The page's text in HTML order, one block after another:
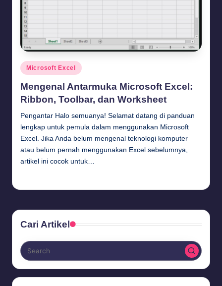
Posted
in
Microsoft Excel
Mengenal Antarmuka Microsoft Excel:
Ribbon, Toolbar, dan Worksheet
Pengantar Halo semuanya! Selamat datang di panduan
lengkap untuk pemula dalam menggunakan Microsoft
Excel. Jika Anda belum mengenal teknologi komputer
atau belum pernah menggunakan Excel sebelumnya,
artikel ini cocok untuk…
Cari Artikel